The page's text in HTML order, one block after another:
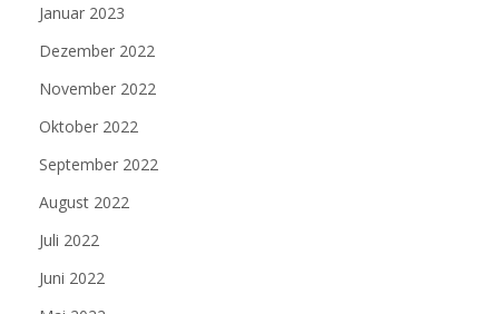
Januar 2023
Dezember 2022
November 2022
Oktober 2022
September 2022
August 2022
Juli 2022
Juni 2022